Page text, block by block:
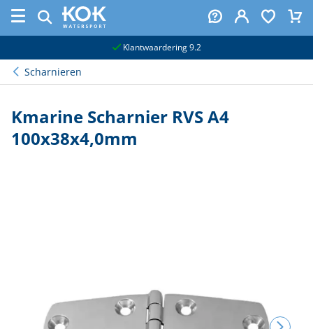
Klantwaardering 9.2
Scharnieren
Kmarine Scharnier RVS A4
100x38x4,0mm